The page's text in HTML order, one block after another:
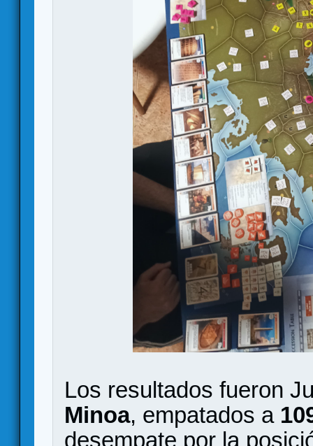
Los resultados fueron
Minoa, empatados a
desempate por la